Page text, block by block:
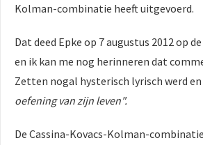
Kolman-combinatie heeft uitgevoerd.
Dat deed Epke op 7 augustus 2012 op
en ik kan me nog herinneren dat
Zetten nogal hysterisch lyrisch werd
oefening van zijn leven".
De Cassina-Kovacs-Kolman-